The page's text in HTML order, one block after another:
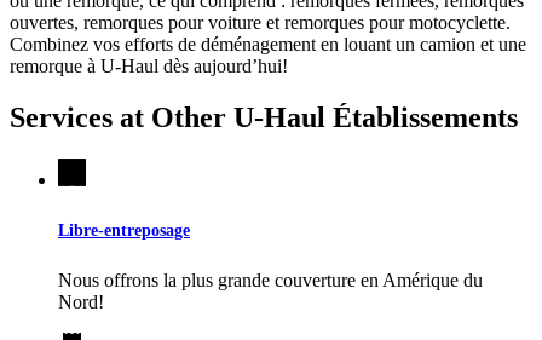
ouvertes, remorques pour voiture et remorques pour motocyclette.
Combinez vos efforts de déménagement en louant un camion et une
remorque à U-Haul dès aujourd’hui!
Services at Other U-Haul Établissements
Libre-entreposage
Nous offrons la plus grande couverture en Amérique du
Nord!